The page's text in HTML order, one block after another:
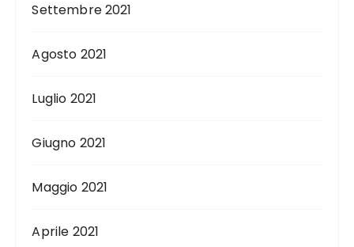
Settembre 2021
Agosto 2021
Luglio 2021
Giugno 2021
Maggio 2021
Aprile 2021